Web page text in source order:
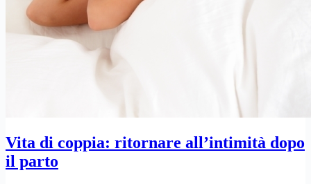
Vita di coppia: ritornare all’intimità dopo
il parto